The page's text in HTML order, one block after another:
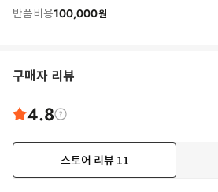
반품비용100,000원
구매자 리뷰
4.8
스토어 리뷰 11